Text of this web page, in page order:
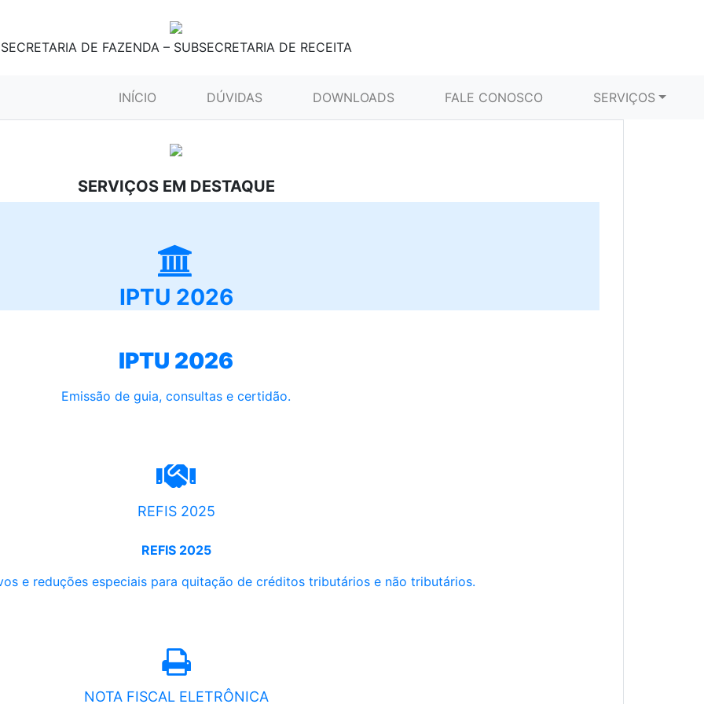
SECRETARIA DE FAZENDA – SUBSECRETARIA DE RECEITA
INÍCIO (CURRENT)DÚVIDAS DOWNLOADS FALE CONOSCO SERVIÇOS
SERVIÇOS EM DESTAQUE
IPTU 2026
IPTU 2026
Emissão de guia, consultas e certidão.
REFIS 2025
REFIS 2025
e reduções especiais para quitação de créditos tributários e não tributários.
NOTA FISCAL ELETRÔNICA